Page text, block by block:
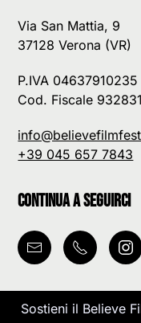
Sostieni il Believe
Via San Mattia, 9
37128 Verona (VR)
P.IVA 04637910235
Cod. Fiscale
+39 045 657 7843
Continua a seguirci
Le tue